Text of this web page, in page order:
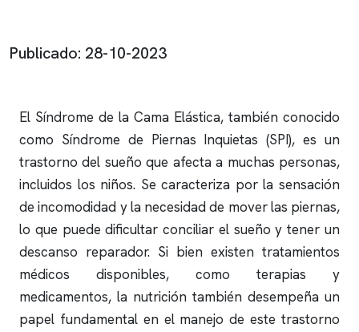
Publicado: 28-10-2023
El Síndrome de la Cama Elástica, también conocido
como Síndrome de Piernas Inquietas (SPI), es un
trastorno del sueño que afecta a muchas personas,
incluidos los niños. Se caracteriza por la sensación
de incomodidad y la necesidad de mover las piernas,
lo que puede dificultar conciliar el sueño y tener un
descanso reparador. Si bien existen tratamientos
médicos disponibles, como terapias y
medicamentos, la nutrición también desempeña un
papel fundamental en el manejo de este trastorno